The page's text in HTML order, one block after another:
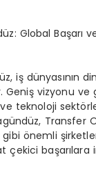
Global Başarı
iş dünyasının
Geniş vizyonu ve
teknoloji
Transfer
önemli
başarılara